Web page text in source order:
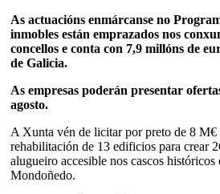
As actuacións enmárcanse no
inmobles están emprazados nos
concellos e conta con 7,9 millóns de
de Galicia.
As empresas poderán presentar
agosto.
A Xunta vén de licitar por preto de 8 M€
rehabilitación de 13 edificios para crear
alugueiro accesible nos cascos
Mondoñedo.